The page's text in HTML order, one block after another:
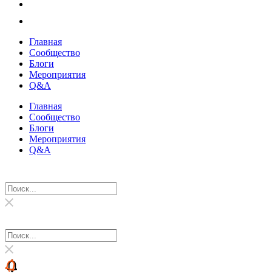
Главная
Сообщество
Блоги
Мероприятия
Q&A
Главная
Сообщество
Блоги
Мероприятия
Q&A